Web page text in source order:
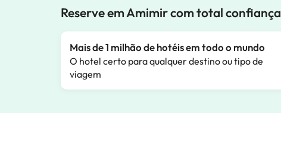
Reserve em Amimir com total confiança
Mais de 1 milhão de hotéis em todo o mundo
O hotel certo para qualquer destino ou tipo de
viagem